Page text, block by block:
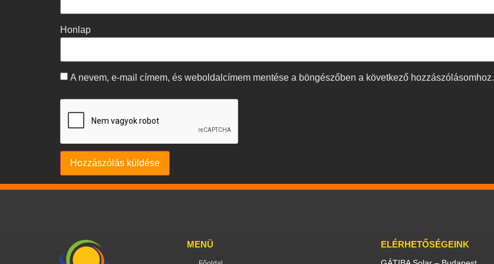
Honlap
A nevem, e-mail címem, és weboldalcímem mentése a böngészőben a következő hozzászólásomhoz.
MENÜ ELÉRHETŐSÉGEINK